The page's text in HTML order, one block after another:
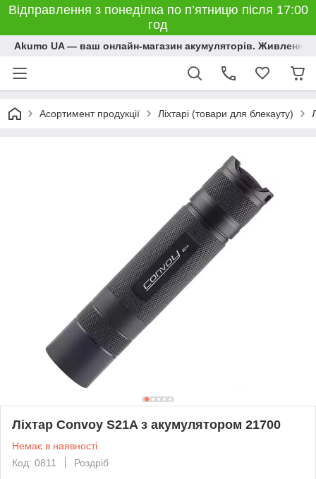
Відправлення з понеділка по п’ятницю після 17:00
год
Akumo UA — ваш онлайн-магазин акумуляторів. Живлення,
Асортимент продукції Ліхтарі (товари для блекауту)
Ліхтар Convoy S21A з акумулятором 21700
Немає в наявності
Код: 0811
Роздріб